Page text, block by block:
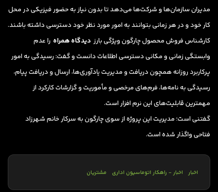
مدیران سازمان‌ها و شرکت‌ها می‌دهد تا بدون نیاز به حضور فیزیکی در محل
کار خود و در هر زمانی بتوانند به امور مورد نظر خود دسترسی داشته باشند.
کارشناس فروش محصول چارگون ویژگی بارز دیدگاه همراه را عدم
وابستگی زمانی و مکانی دسترسی اطلاعات دانست و گفت: رسیدگی به امور
پرکاربرد روزانه همچون دریافت و مدیریت یادآوری‌ها، ارسال و دریافت پیام،
رسیدگی به نامه‌ها، فرم‌های مرخصی و مأموریت و گزارشات کارکرد از
مهمترین قابلیت‌های این نرم افزار است.
گفتنی است؛ مدیریت این پروژه از سوی چارگون به سرکار خانم شهرزاد
فتاحی واگذار شده است.
اخبار اخبار - راهکار اتوماسیون اداری مشتریان